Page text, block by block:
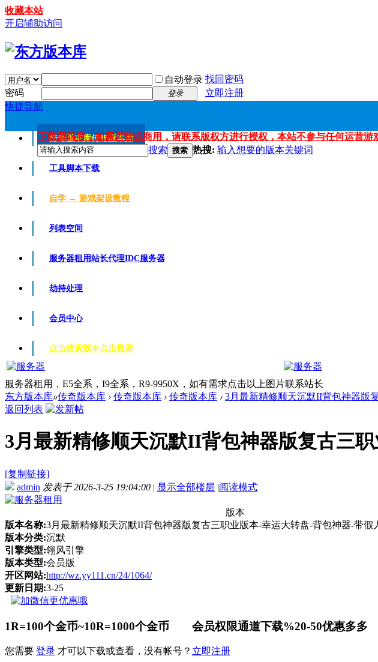
收藏本站
开启辅助访问
自动登录 找回密码
密码
登录
立即注册
快捷导航
传奇版本库传奇版本库
工具脚本下载
自学 → 游戏架设教程
列表空间
服务器租用站长代理IDC服务器
劫持处理
会员中心
点击搜索版本点击搜索
下载源码后，如需运营或商用，请联系版权方进行授权，本站不参与任何运营
搜索 搜索 热搜: 输入想要的版本关键词
服务器租用，E5全系，I9全系，R9-9950X，如有需求点击以上图片联系站长
东方版本库»传奇版本库 › 传奇版本库 › 传奇版本库 › 3月最新精修顺天沉默II背包神器版
返回列表
3月最新精修顺天沉默II背包神器版复古三
[复制链接]
admin 发表于 2026-3-25 19:04:00 | 显示全部楼层 |阅读模式
版本
版本名称:3月最新精修顺天沉默II背包神器版复古三职业版本-幸运大转盘-背包神器-带假
版本分类:沉默
引擎类型:翎风引擎
版本类型:会员版
开区网站:http://wz.yy111.cn/24/1064/
更新日期:3-25
1R=100个金币~10R=1000个金币 会员权限通道下载%20-50优惠多多
您需要 登录 才可以下载或查看，没有帐号？ 立即注册